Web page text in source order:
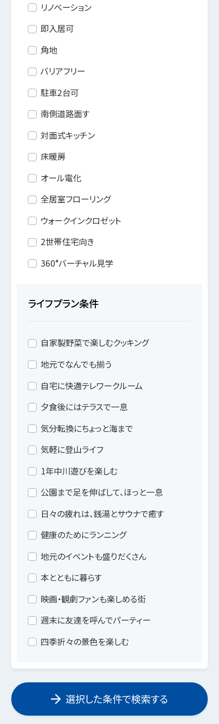
リノベーション
即入居可
角地
バリアフリー
駐車2台可
南側道路面す
対面式キッチン
床暖房
オール電化
全居室フローリング
ウォークインクロゼット
2世帯住宅向き
360°バーチャル見学
ライフプラン条件
自家製野菜で楽しむクッキング
地元でなんでも揃う
自宅に快適テレワークルーム
夕食後にはテラスで一息
気分転換にちょっと海まで
気軽に登山ライフ
1年中川遊びを楽しむ
公園まで足を伸ばして、ほっと一息
日々の疲れは、銭湯とサウナで癒す
健康のためにランニング
地元のイベントも盛りだくさん
本とともに暮らす
映画・観劇ファンも楽しめる街
週末に友達を呼んでパーティー
四季折々の景色を楽しむ
選択した条件で検索する